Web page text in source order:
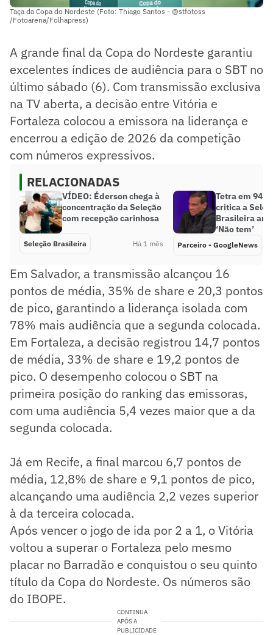
Taça da Copa do Nordeste (Foto: Thiago Santos - @stfotoss
/Fotoarena/Folhapress)
A grande final da Copa do Nordeste garantiu
excelentes índices de audiência para o SBT no
último sábado (6). Com transmissão exclusiva
na TV aberta, a decisão entre Vitória e
Fortaleza colocou a emissora na liderança e
encerrou a edição de 2026 da competição
com números expressivos.
RELACIONADAS
VÍDEO: Éderson chega à
concentração da Seleção
com recepção carinhosa
Seleção Brasileira Há 1 mês
Tetra em 94,
critica a
Brasileira
‘Não tem’
Parceiro - GoogleNews
Em Salvador, a transmissão alcançou 16
pontos de média, 35% de share e 20,3 pontos
de pico, garantindo a liderança isolada com
78% mais audiência que a segunda colocada.
Em Fortaleza, a decisão registrou 14,7 pontos
de média, 33% de share e 19,2 pontos de
pico. O desempenho colocou o SBT na
primeira posição do ranking das emissoras,
com uma audiência 5,4 vezes maior que a da
segunda colocada.
Já em Recife, a final marcou 6,7 pontos de
média, 12,8% de share e 9,1 pontos de pico,
alcançando uma audiência 2,2 vezes superior
à da terceira colocada.
Após vencer o jogo de ida por 2 a 1, o Vitória
voltou a superar o Fortaleza pelo mesmo
placar no Barradão e conquistou o seu quinto
título da Copa do Nordeste. Os números são
do IBOPE.
CONTINUA
APÓS A
PUBLICIDADE